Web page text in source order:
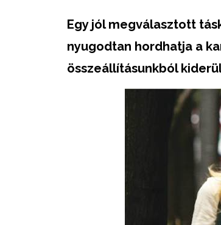
Egy jól megválasztott
nyugodtan hordhatja a
összeállításunkból